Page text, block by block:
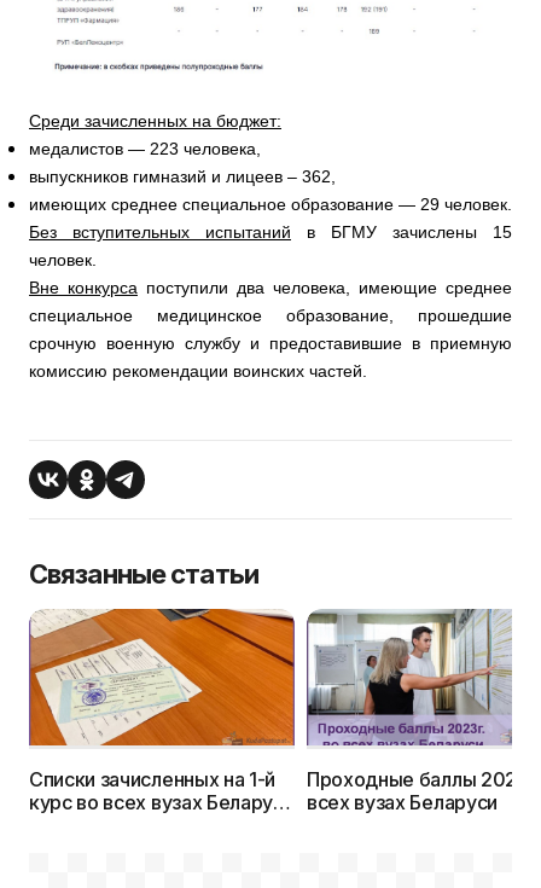
Среди зачисленных на бюджет:
медалистов — 223 человека,
выпускников гимназий и лицеев – 362,
имеющих среднее специальное образование — 29 человек.
Без вступительных испытаний в БГМУ зачислены 15
человек.
Вне конкурса поступили два человека, имеющие среднее
специальное медицинское образование, прошедшие
срочную военную службу и предоставившие в приемную
комиссию рекомендации воинских частей.
Связанные статьи
Списки зачисленных на 1-й
курс во всех вузах Беларуси
Проходные баллы
всех вузах Беларуси